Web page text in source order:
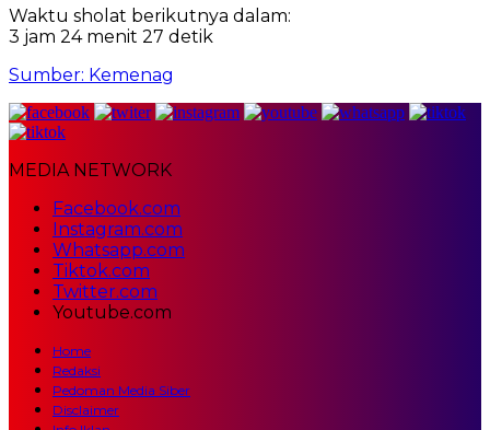
Waktu sholat berikutnya dalam:
3 jam 24 menit 26 detik
Sumber: Kemenag
MEDIA NETWORK
Facebook.com
Instagram.com
Whatsapp.com
Tiktok.com
Twitter.com
Youtube.com
Home
Redaksi
Pedoman Media Siber
Disclaimer